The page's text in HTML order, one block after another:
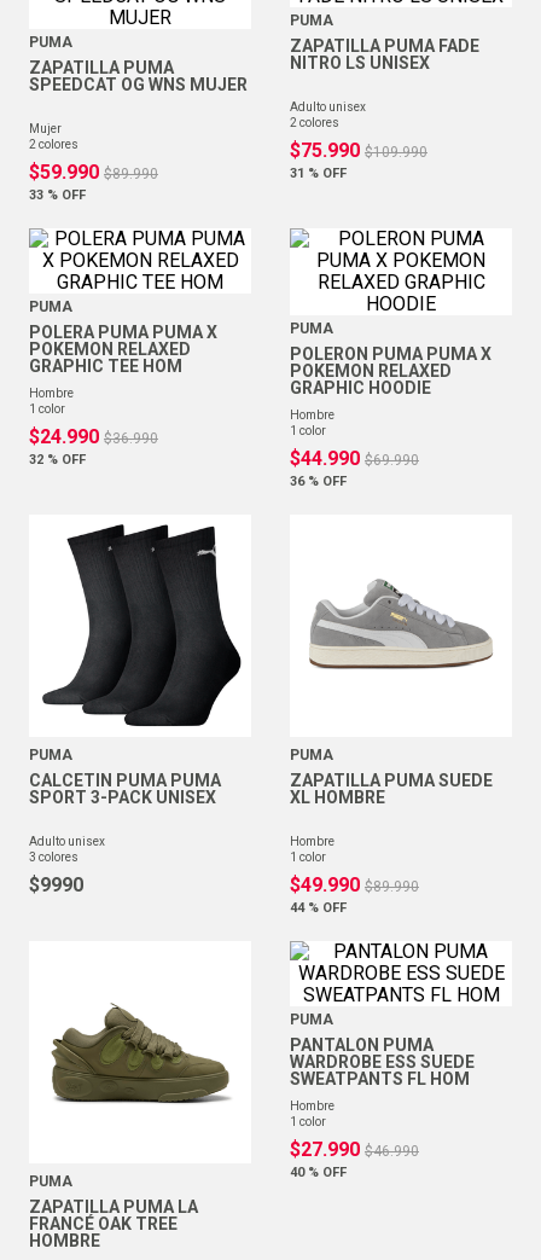
PUMA
ZAPATILLA PUMA
SPEEDCAT OG WNS MUJER
mujer
2 colores
$59.990 $89.990
33 % OFF
PUMA
ZAPATILLA PUMA FADE
NITRO LS UNISEX
adulto unisex
2 colores
$75.990 $109.990
31 % OFF
PUMA
POLERA PUMA PUMA X
POKEMON RELAXED
GRAPHIC TEE HOM
hombre
1 color
$24.990 $36.990
32 % OFF
PUMA
POLERON PUMA PUMA X
POKEMON RELAXED
GRAPHIC HOODIE
hombre
1 color
$44.990 $69.990
36 % OFF
PUMA
CALCETIN PUMA PUMA
SPORT 3-PACK UNISEX
adulto unisex
3 colores
$9990
PUMA
ZAPATILLA PUMA SUEDE
XL HOMBRE
hombre
1 color
$49.990 $89.990
44 % OFF
PUMA
ZAPATILLA PUMA LA
FRANCÉ OAK TREE
HOMBRE
PUMA
PANTALON PUMA
WARDROBE ESS SUEDE
SWEATPANTS FL HOM
hombre
1 color
$27.990 $46.990
40 % OFF